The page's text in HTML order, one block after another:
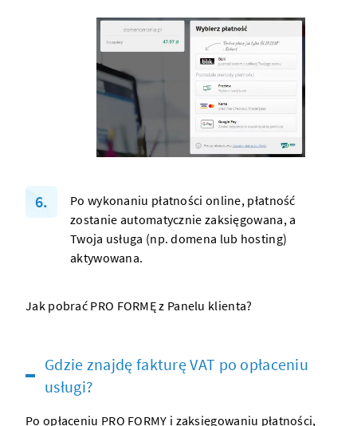
Po wykonaniu płatności online, płatność
zostanie automatycznie zaksięgowana, a
Twoja usługa (np.domena lub hosting)
aktywowana.
Jak pobrać PRO FORMĘ z Panelu klienta?
Gdzie znajdę fakturę VAT po opłaceniu
usługi?
Po opłaceniu PRO FORMY i zaksięgowaniu płatności,